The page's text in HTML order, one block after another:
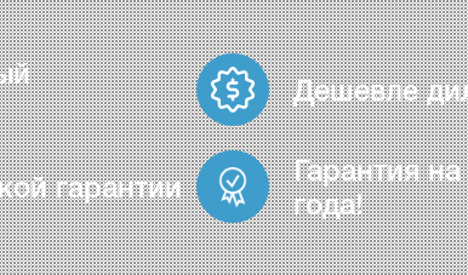
Дешевле
гарантии
Гарантия
года!